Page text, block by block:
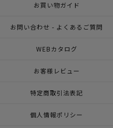
お買い物ガイド
お問い合わせ - よくあるご質問
WEBカタログ
お客様レビュー
特定商取引法表記
個人情報ポリシー